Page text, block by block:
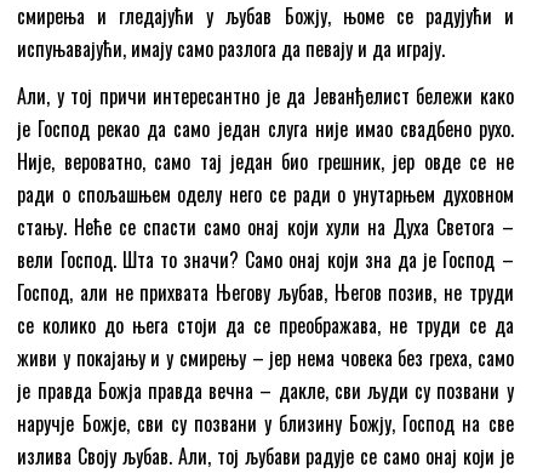
смирења и гледајући у љубав Божју, њоме се радујући и
испуњавајући, имају само разлога да певају и да играју.
Али, у тој причи интересантно је да Јеванђелист бележи како
је Господ рекао да само један слуга није имао свадбено рухо.
Није, вероватно, само тај један био грешник, јер овде се не
ради о спољашњем оделу него се ради о унутарњем духовном
стању. Неће се спасти само онај који хули на Духа Светога –
вели Господ. Шта то значи? Само онај који зна да је Господ –
Господ, али не прихвата Његову љубав, Његов позив, не труди
се колико до њега стоји да се преображава, не труди се да
живи у покајању и у смирењу – јер нема човека без греха, само
је правда Божја правда вечна – дакле, сви људи су позвани у
наручје Божје, сви су позвани у близину Божју, Господ на све
излива Своју љубав. Али, тој љубави радује се само онај који је